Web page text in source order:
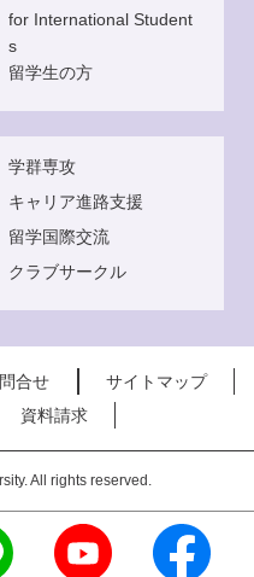
for International Student
s
留学生の方
学群専攻
キャリア進路支援
留学国際交流
クラブサークル
合せ
サイトマップ
資料請求
All rights reserved.